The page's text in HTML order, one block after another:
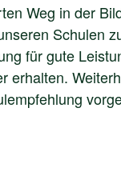
Weg in der
Schulen
für gute
erhalten.